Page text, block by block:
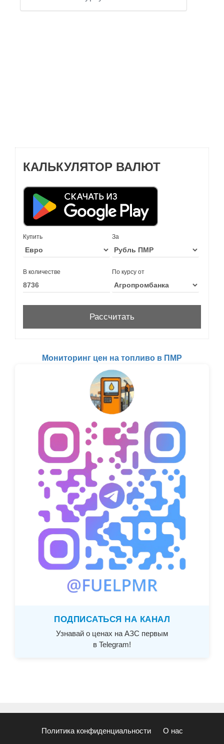
КАЛЬКУЛЯТОР ВАЛЮТ
Купить За
В количестве По курсу от
Мониторинг цен на топливо в ПМР
ПОДПИСАТЬСЯ НА КАНАЛ
Узнавай о ценах на АЗС первым
в Telegram!
Политика конфиденциальности О нас